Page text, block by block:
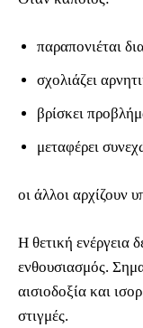
παραπονιέται
σχολιάζει
βρίσκει
μεταφέρει
οι άλλοι αρχίζουν
Η θετική ενέργεια
ενθουσιασμός.
αισιοδοξία και
στιγμές.